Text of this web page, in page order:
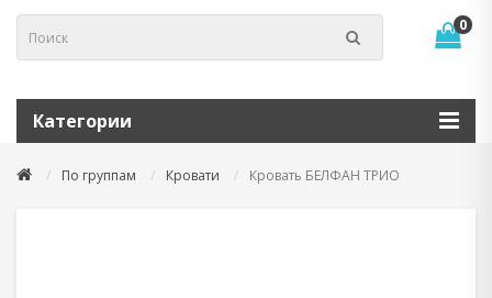
0
Категории
По группам Кровати Кровать БЕЛФАН ТРИО